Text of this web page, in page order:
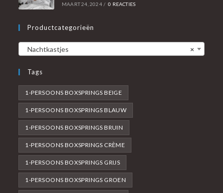
MAART 24, 2024 / 0 REACTIES
Productcategorieën
×
Nachtkastjes
Tags
1-PERSOONS BOXSPRINGS BEIGE
1-PERSOONS BOXSPRINGS BLAUW
1-PERSOONS BOXSPRINGS BRUIN
1-PERSOONS BOXSPRINGS CRÈME
1-PERSOONS BOXSPRINGS GRIJS
1-PERSOONS BOXSPRINGS GROEN